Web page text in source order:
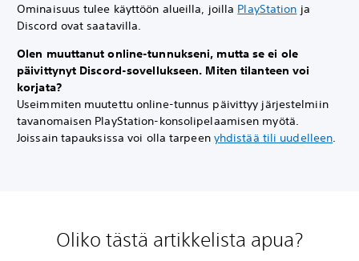
Ominaisuus tulee käyttöön alueilla, joilla PlayStation ja
Discord ovat saatavilla.
Olen muuttanut online-tunnukseni, mutta se ei ole
päivittynyt Discord-sovellukseen. Miten tilanteen voi
korjata?
Useimmiten muutettu online-tunnus päivittyy järjestelmiin
tavanomaisen PlayStation-konsolipelaamisen myötä.
Joissain tapauksissa voi olla tarpeen yhdistää tili uudelleen.
Oliko tästä artikkelista apua?